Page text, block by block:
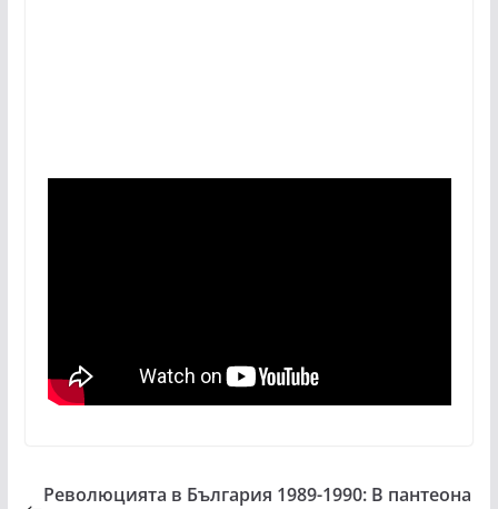
Революцията в България 1989-1990: В пантеона